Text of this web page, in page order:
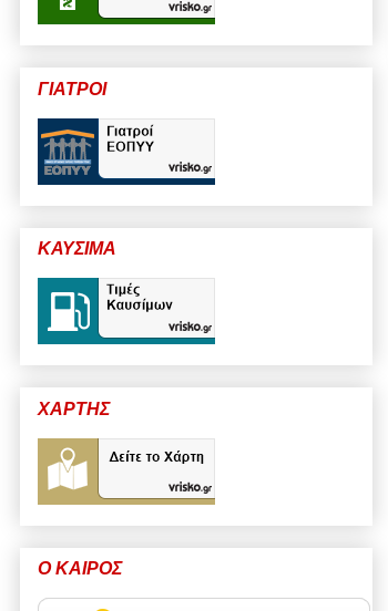
ΓΙΑΤΡΟΙ
ΚΑΥΣΙΜΑ
ΧΑΡΤΗΣ
Ο ΚΑΙΡΟΣ